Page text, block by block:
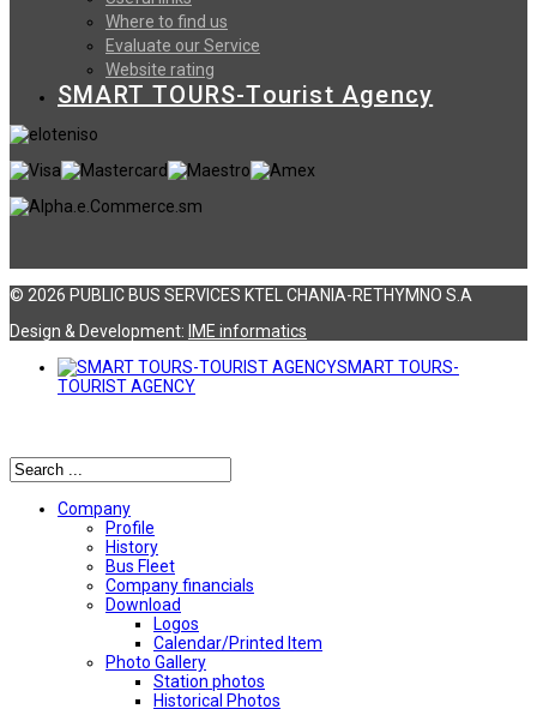
Where to find us
Evaluate our Service
Website rating
SMART TOURS-Tourist Agency
© 2026 PUBLIC BUS SERVICES KTEL CHANIA-RETHYMNO S.A
Design & Development: ΙΜΕ informatics
SMART TOURS-
TOURIST AGENCY
Company
Profile
History
Bus Fleet
Company financials
Download
Logos
Calendar/Printed Item
Photo Gallery
Station photos
Historical Photos